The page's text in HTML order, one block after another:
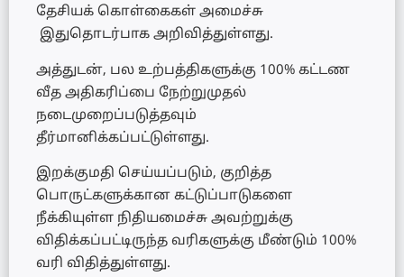
தேசியக் கொள்கைகள் அமைச்சு
இதுதொடர்பாக அறிவித்துள்ளது.
அத்துடன், பல உற்பத்திகளுக்கு 100% கட்டண
வீத அதிகரிப்பை நேற்றுமுதல்
நடைமுறைப்படுத்தவும்
தீர்மானிக்கப்பட்டுள்ளது.
இறக்குமதி செய்யப்படும், குறித்த
பொருட்களுக்கான கட்டுப்பாடுகளை
நீக்கியுள்ள நிதியமைச்சு அவற்றுக்கு
விதிக்கப்பட்டிருந்த வரிகளுக்கு மீண்டும் 100%
வரி விதித்துள்ளது.